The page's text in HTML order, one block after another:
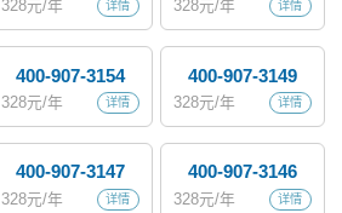
详情
328元/年 详情
328元/年
400-907-3154
详情
328元/年
400-907-3149
详情
328元/年
400-907-3147
详情
328元/年
400-907-3146
详情
328元/年